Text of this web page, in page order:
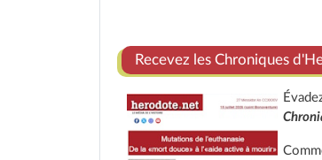
Recevez les Chroniques